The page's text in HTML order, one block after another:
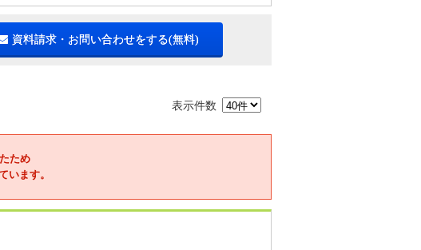
資料請求・お問い合わせをする(無料)
表示件数
ため
います。